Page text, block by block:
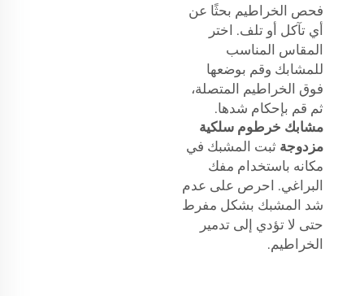
فحص الخراطيم بحثًا عن
أي تآكل أو تلف. اختر
المقاس المناسب
للمشابك وقم بوضعها
فوق الخراطيم المتصلة،
ثم قم بإحكام شدها.
مشابك خرطوم سلكية
مزدوجة ثبت المشبك في
مكانه باستخدام مفك
البراغي. احرص على عدم
شد المشبك بشكل مفرط
حتى لا تؤدي إلى تدمير
الخراطيم.